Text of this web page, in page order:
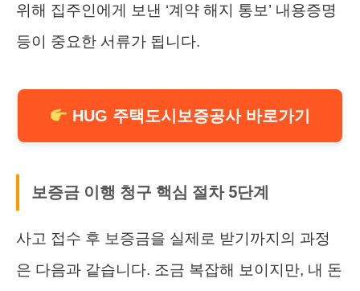
위해 집주인에게 보낸 ‘계약 해지 통보’ 내용증명
등이 중요한 서류가 됩니다.
HUG 주택도시보증공사 바로가기
보증금 이행 청구 핵심 절차 5단계
사고 접수 후 보증금을 실제로 받기까지의 과정
은 다음과 같습니다. 조금 복잡해 보이지만, 내 돈